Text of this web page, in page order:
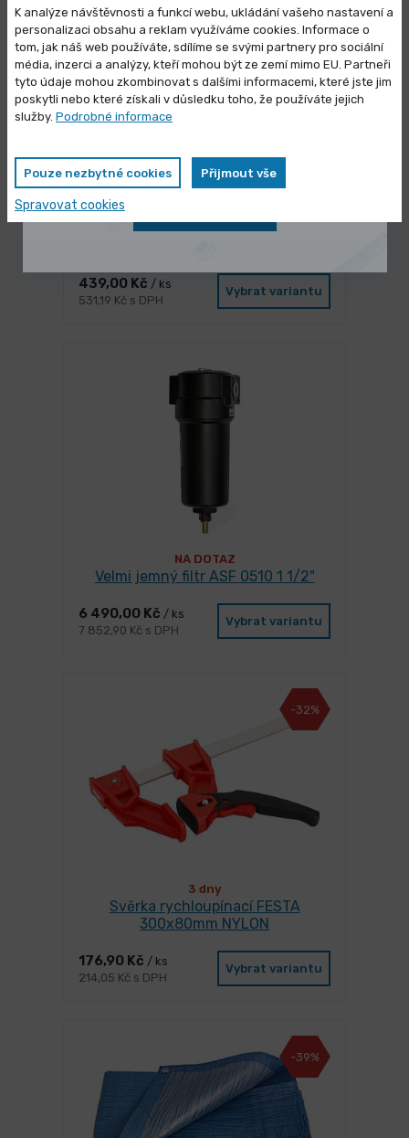
3 dny
439,00 Kč / ks
531,19 Kč s DPH
Vybrat variantu
NA DOTAZ
Velmi jemný filtr ASF 0510 1 1/2"
6 490,00 Kč / ks
7 852,90 Kč s DPH
Vybrat variantu
-32%
3 dny
Svěrka rychloupínací FESTA
300x80mm NYLON
176,90 Kč / ks
214,05 Kč s DPH
Vybrat variantu
-39%
K analýze návštěvnosti a funkcí webu, ukládání vašeho nastavení a
personalizaci obsahu a reklam využíváme cookies. Informace o
tom, jak náš web používáte, sdílíme se svými partnery pro sociální
média, inzerci a analýzy, kteří mohou být ze zemí mimo EU. Partneři
tyto údaje mohou zkombinovat s dalšími informacemi, které jste jim
poskytli nebo které získali v důsledku toho, že používáte jejich
služby. Podrobné informace
Pouze nezbytné cookies Přijmout vše
Spravovat cookies
Výprodej skladových zásob
Vybrané produkty nyní pořídíte za